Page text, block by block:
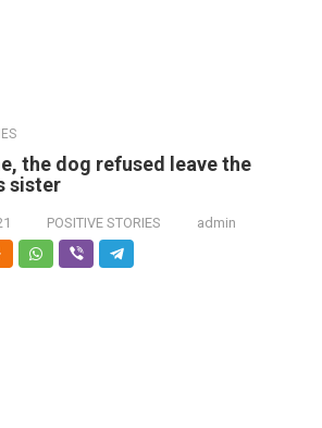
the dog refused leave the
sister
POSITIVE STORIES admin